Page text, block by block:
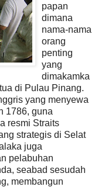
papan
dimana
nama-nama
orang
penting
yang
dimakamka
di Pulau Pinang.
yang menyewa
1786, guna
resmi Straits
strategis di Selat
juga
pelabuhan
seabad sesudah
membangun